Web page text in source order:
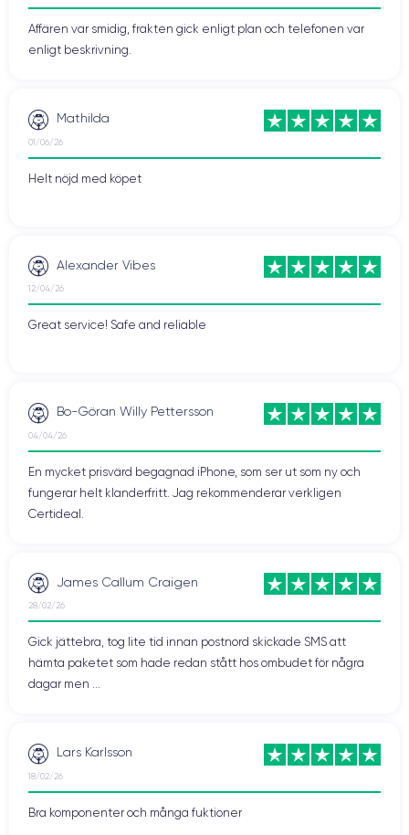
Affären var smidig, frakten gick enligt plan och telefonen var
enligt beskrivning.
Mathilda
01/06/26
Helt nöjd med köpet
Alexander Vibes
12/04/26
Great service! Safe and reliable
Bo-Göran Willy Pettersson
04/04/26
En mycket prisvärd begagnad iPhone, som ser ut som ny och
fungerar helt klanderfritt. Jag rekommenderar verkligen
Certideal.
James Callum Craigen
28/02/26
Gick jättebra, tog lite tid innan postnord skickade SMS att
hämta paketet som hade redan stått hos ombudet för några
dagar men ...
Lars Karlsson
18/02/26
Bra komponenter och många fuktioner